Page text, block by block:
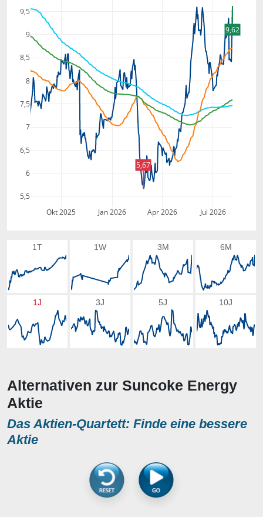
Okt 2025 Jan 2026 Apr 2026 Jul 2026
5,5
6
6,5
7
7,5
8
8,5
9
9,5
9,62
5,67
1T 1W 3M 6M
1J 3J 5J 10J
Alternativen zur Suncoke Energy
Aktie
Das Aktien-Quartett: Finde eine bessere
Aktie